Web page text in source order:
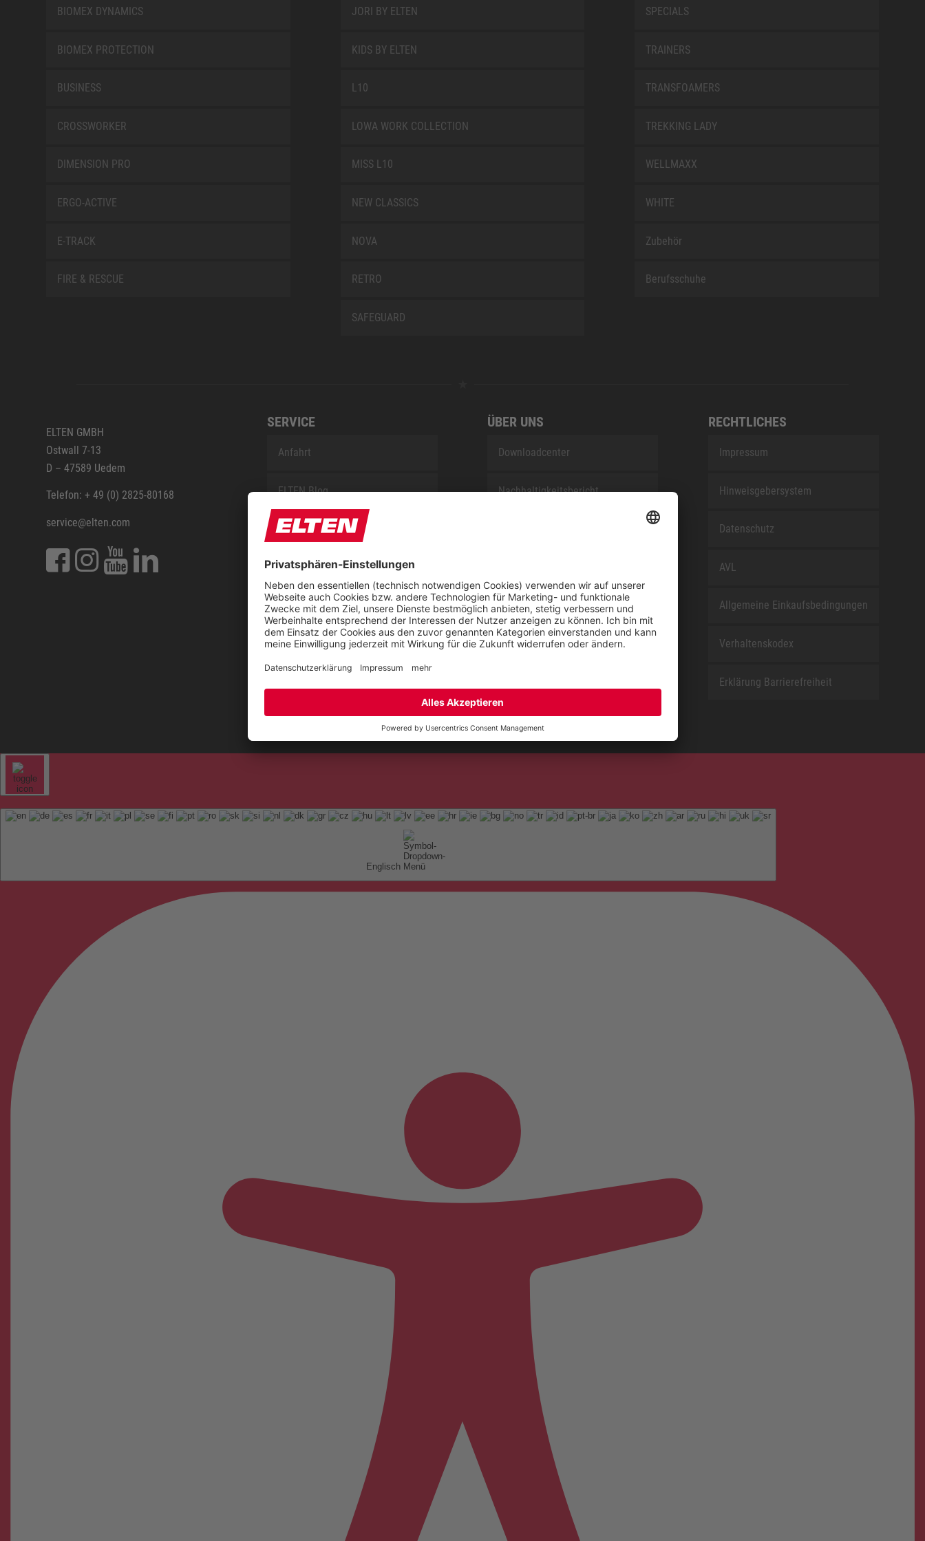
BIOMEX DYNAMICS
BIOMEX PROTECTION
BUSINESS
CROSSWORKER
DIMENSION PRO
ERGO-ACTIVE
E-TRACK
FIRE & RESCUE
JORI BY ELTEN
KIDS BY ELTEN
L10
LOWA WORK COLLECTION
MISS L10
NEW CLASSICS
NOVA
RETRO
SAFEGUARD
SPECIALS
TRAINERS
TRANSFOAMERS
TREKKING LADY
WELLMAXX
WHITE
Zubehör
Berufsschuhe
ELTEN GMBH
Ostwall 7-13
D – 47589 Uedem
Telefon: + 49 (0) 2825-80168
service@elten.com
SERVICE
Anfahrt
ELTEN Blog
Vermessung KIDS by ELTEN
ELTEN Reparaturservice
FAQ
Kontakt
ÜBER UNS
Downloadcenter
Nachhaltigkeitsbericht
RECHTLICHES
Impressum
Hinweisgebersystem
Datenschutz
AVL
Allgemeine Einkaufsbedingungen
Verhaltenskodex
Erklärung Barrierefreiheit
Englisch